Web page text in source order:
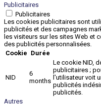
Publicitaires
Publicitaires
Les cookies publicitaires sont
publicités et des campagnes
les visiteurs sur les sites Web et
des publicités personnalisées.
Cookie Durée
NID
6
months
Le cookie NID,
publicitaires ;
l'utilisateur voit
publicités
publicités.
Autres